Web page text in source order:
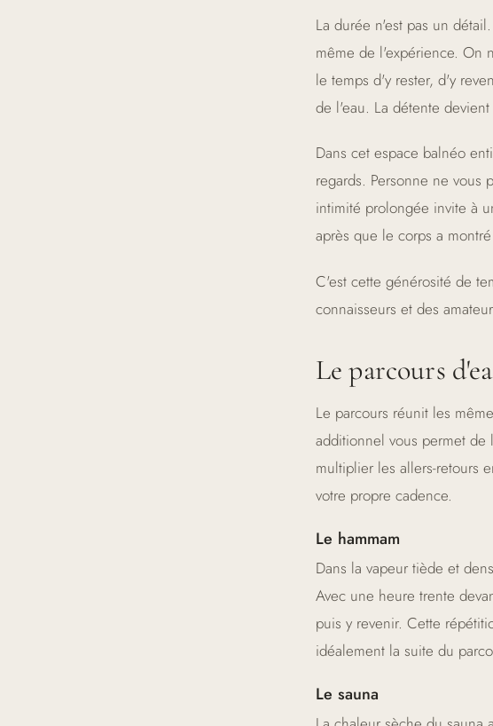
La durée n'est pas un
même de l'expérience. On
le temps d'y rester, d'y
de l'eau. La détente
Dans cet espace balnéo
regards. Personne ne vous
intimité prolongée invite à
après que le corps a
C'est cette générosité de
connaisseurs et des
Le parcours
Le parcours réunit les
additionnel vous permet de
multiplier les allers-retours
votre propre cadence.
Le hammam
Dans la vapeur tiède et
Avec une heure trente
puis y revenir. Cette
idéalement la suite du
Le sauna